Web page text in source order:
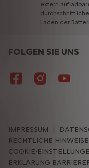
extern
Laden der
FOLGEN SIE UNS
IMPRESSUM
RECHTLICHE HINWEISE
COOKIE-
ERKLÄRUNG